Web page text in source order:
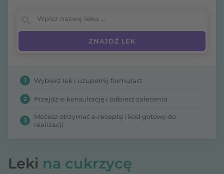
Wpisz nazwę leku
1 Wybierz lek i uzupełnij formularz
2 Przejdź e-konsultację i odbierz zalecenia
3
Możesz otrzymać e-receptę i kod gotowy do
realizacji
Leki na cukrzycę